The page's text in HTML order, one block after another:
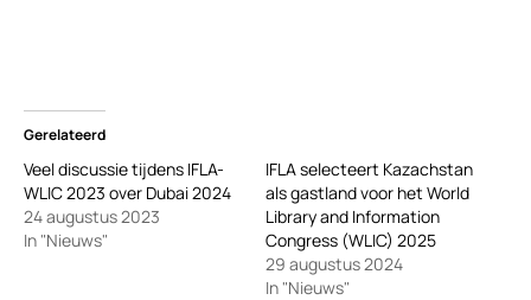
Gerelateerd
Veel discussie tijdens IFLA-
WLIC 2023 over Dubai 2024
24 augustus 2023
In "Nieuws"
IFLA selecteert Kazachstan
als gastland voor het World
Library and Information
Congress (WLIC) 2025
29 augustus 2024
In "Nieuws"